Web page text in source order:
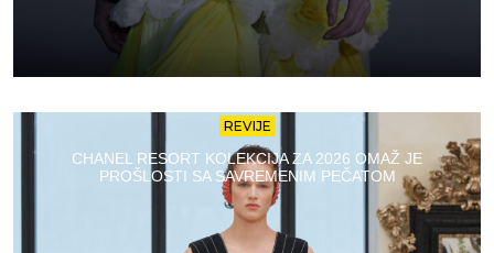
REVIJE
CHANEL RESORT KOLEKCIJA ZA 2026 OMAŽ JE
PROŠLOSTI SA SAVREMENIM PEČATOM